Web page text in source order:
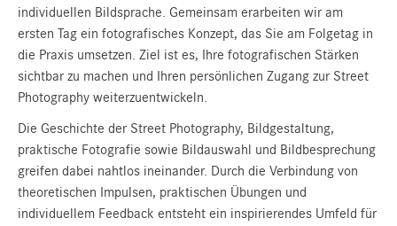
individuellen Bildsprache. Gemeinsam erarbeiten wir am
ersten Tag ein fotografisches Konzept, das Sie am Folgetag in
die Praxis umsetzen. Ziel ist es, Ihre fotografischen Stärken
sichtbar zu machen und Ihren persönlichen Zugang zur Street
Photography weiterzuentwickeln.
Die Geschichte der Street Photography, Bildgestaltung,
praktische Fotografie sowie Bildauswahl und Bildbesprechung
greifen dabei nahtlos ineinander. Durch die Verbindung von
theoretischen Impulsen, praktischen Übungen und
individuellem Feedback entsteht ein inspirierendes Umfeld für